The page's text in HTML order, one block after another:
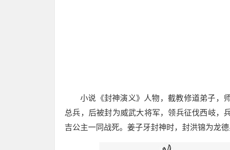
小说《封神演义》人物，截教修道弟子，
总兵，后被封为威武大将军，领兵征伐西岐，
吉公主一同战死。姜子牙封神时，封洪锦为龙德